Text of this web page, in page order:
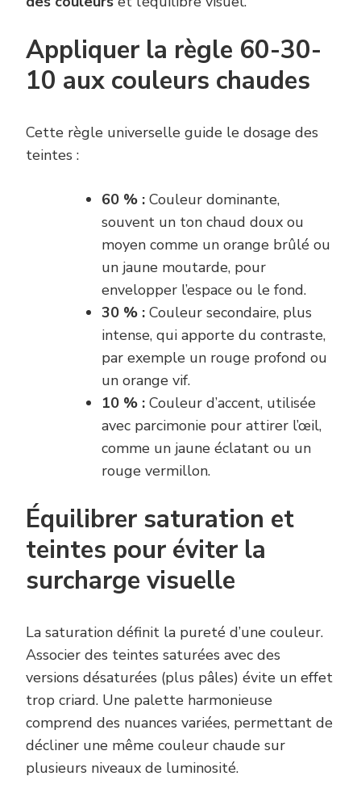
Appliquer la règle 60-30-
10 aux couleurs chaudes
Cette règle universelle guide le dosage des
teintes :
60 % : Couleur dominante,
souvent un ton chaud doux ou
moyen comme un orange brûlé ou
un jaune moutarde, pour
envelopper l’espace ou le fond.
30 % : Couleur secondaire, plus
intense, qui apporte du contraste,
par exemple un rouge profond ou
un orange vif.
10 % : Couleur d’accent, utilisée
avec parcimonie pour attirer l’œil,
comme un jaune éclatant ou un
rouge vermillon.
Équilibrer saturation et
teintes pour éviter la
surcharge visuelle
La saturation définit la pureté d’une couleur.
Associer des teintes saturées avec des
versions désaturées (plus pâles) évite un effet
trop criard. Une palette harmonieuse
comprend des nuances variées, permettant de
décliner une même couleur chaude sur
plusieurs niveaux de luminosité.